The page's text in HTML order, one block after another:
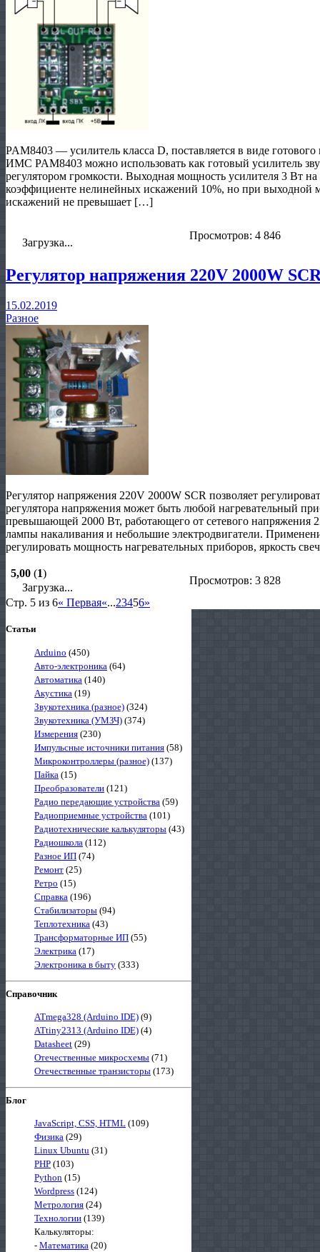
PAM8403 — усилитель класса D, поставляется в виде
ИМС PAM8403 можно использовать как готовый усилитель
регулятором громкости. Выходная мощность усилителя 3 Вт
коэффициенте нелинейных искажений 10%, но при
искажений не превышает […]
Загрузка...
Просмотров: 4 846
Регулятор напряжения 220V 2000W
15.02.2019
Разное
Регулятор напряжения 220V 2000W SCR позволяет
регулятора напряжения может быть любой нагревательный
превышающей 2000 Вт, работающего от сетевого напряжения
лампы накаливания и небольшие электродвигатели.
регулировать мощность нагревательных приборов, яркость
5,00 (1)
Загрузка...
Просмотров: 3 828
Стр. 5 из 6« Первая«...23456»
Статьи
Arduino (450)
Авто-электроника (64)
Автоматика (140)
Акустика (19)
Звукотехника (разное) (324)
Звукотехника (УМЗЧ) (374)
Измерения (230)
Импульсные источники питания (58)
Микроконтроллеры (разное) (137)
Пайка (15)
Преобразователи (121)
Радио передающие устройства (59)
Радиоприемные устройства (101)
Радиотехнические калькуляторы (43)
Радиошкола (112)
Разное ИП (74)
Ремонт (25)
Ретро (15)
Справка (196)
Стабилизаторы (94)
Теплотехника (43)
Трансформаторные ИП (55)
Электрика (17)
Электроника в быту (333)
Справочник
ATmega328 (Arduino IDE) (9)
ATtiny2313 (Arduino IDE) (4)
Datasheet (29)
Отечественные микросхемы (71)
Отечественные транзисторы (173)
Блог
JavaScript, CSS, HTML (109)
Физика (29)
Linux Ubuntu (31)
PHP (103)
Python (15)
Wordpress (124)
Метрология (24)
Технологии (139)
Калькуляторы:
- Математика (20)